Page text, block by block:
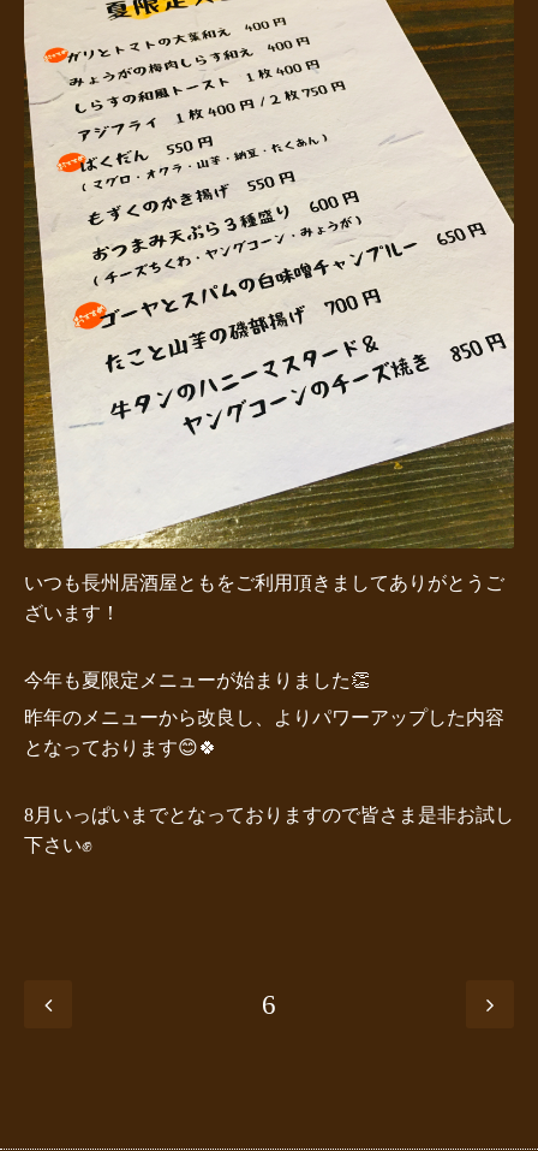
いつも長州居酒屋ともをご利用頂きましてありがとうご
ざいます！
今年も夏限定メニューが始まりました👏
昨年のメニューから改良し、よりパワーアップした内容
となっております😊🍀
8月いっぱいまでとなっておりますので皆さま是非お試し
下さい✊
6